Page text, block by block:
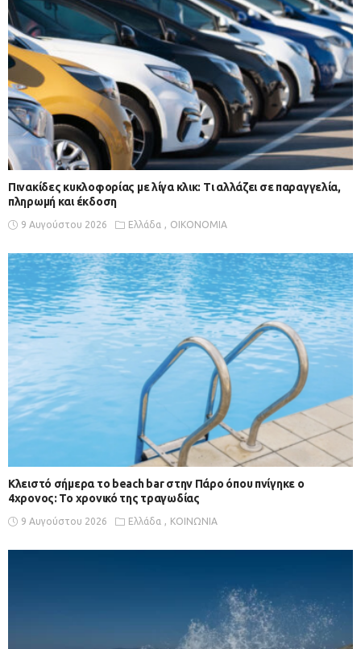
Πινακίδες κυκλοφορίας με λίγα κλικ: Τι αλλάζει σε παραγγελία,
πληρωμή και έκδοση
9 Αυγούστου 2026 Ελλάδα ΟΙΚΟΝΟΜΙΑ
Κλειστό σήμερα το beach bar στην Πάρο όπου πνίγηκε ο
4χρονος: Το χρονικό της τραγωδίας
9 Αυγούστου 2026 Ελλάδα ΚΟΙΝΩΝΙΑ